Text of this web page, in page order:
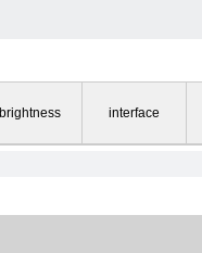
brightness interface